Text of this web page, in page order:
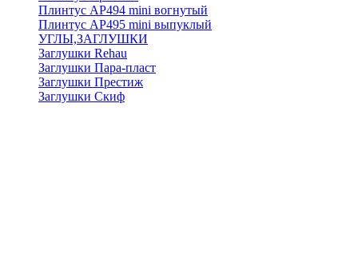
Плинтус АР494 mini вогнутый
Плинтус АР495 mini выпуклый
УГЛЫ,ЗАГЛУШКИ
Заглушки Rehau
Заглушки Пара-пласт
Заглушки Престиж
Заглушки Скиф